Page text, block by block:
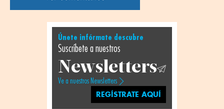
Únete infórmate descubre
Suscríbete a nuestros
Newsletters
Ve a nuestros Newsletters
REGÍSTRATE AQUÍ